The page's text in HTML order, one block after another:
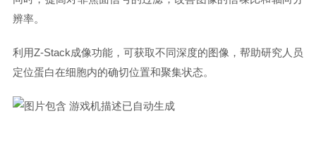
辨率。
利用Z-Stack成像功能，可获取不同深度的图像，帮助研究人员
定位蛋白在细胞内的确切位置和聚集状态。